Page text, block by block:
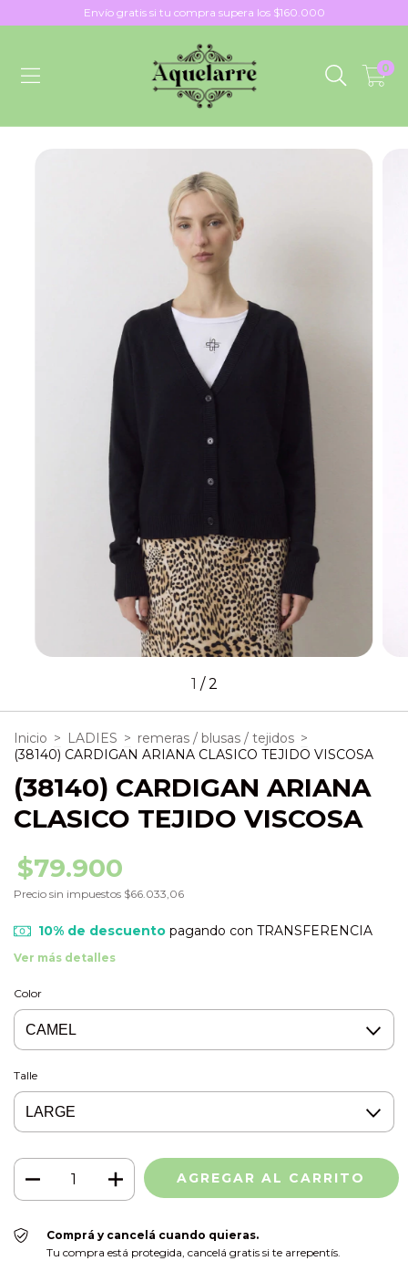
Envío gratis si tu compra supera los $160.000
0
1 /2
Inicio > LADIES > remeras / blusas / tejidos >
(38140) CARDIGAN ARIANA CLASICO TEJIDO VISCOSA
(38140) CARDIGAN ARIANA
CLASICO TEJIDO VISCOSA
$79.900
Precio sin impuestos $66.033,06
10% de descuentopagando con TRANSFERENCIA
Ver más detalles
Color
Talle
Comprá y cancelá cuando quieras.
Tu compra está protegida, cancelá gratis si te arrepentís.